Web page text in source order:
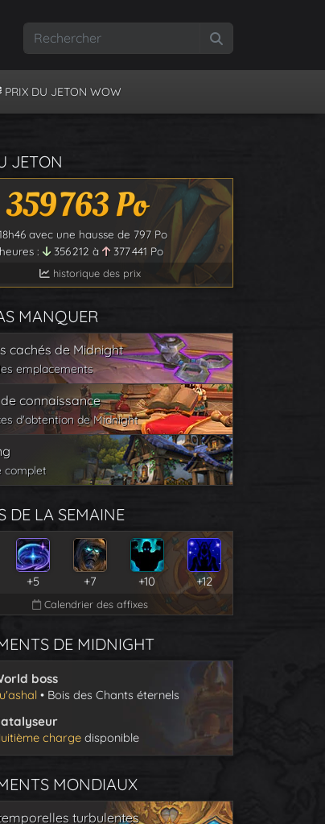
PRIX DU JETON WOW
JETON
359 763Po
avec une hausse de 797 Po
:
356 212 à 377 441 Po
historique des prix
MANQUER
cachés de Midnight
emplacements
connaissance
d'obtention de Midnight
complet
DE LA SEMAINE
+5 +7 +10 +12
Calendrier des affixes
DE MIDNIGHT
boss
• Bois des Chants éternels
charge disponible
MONDIAUX
turbulentes